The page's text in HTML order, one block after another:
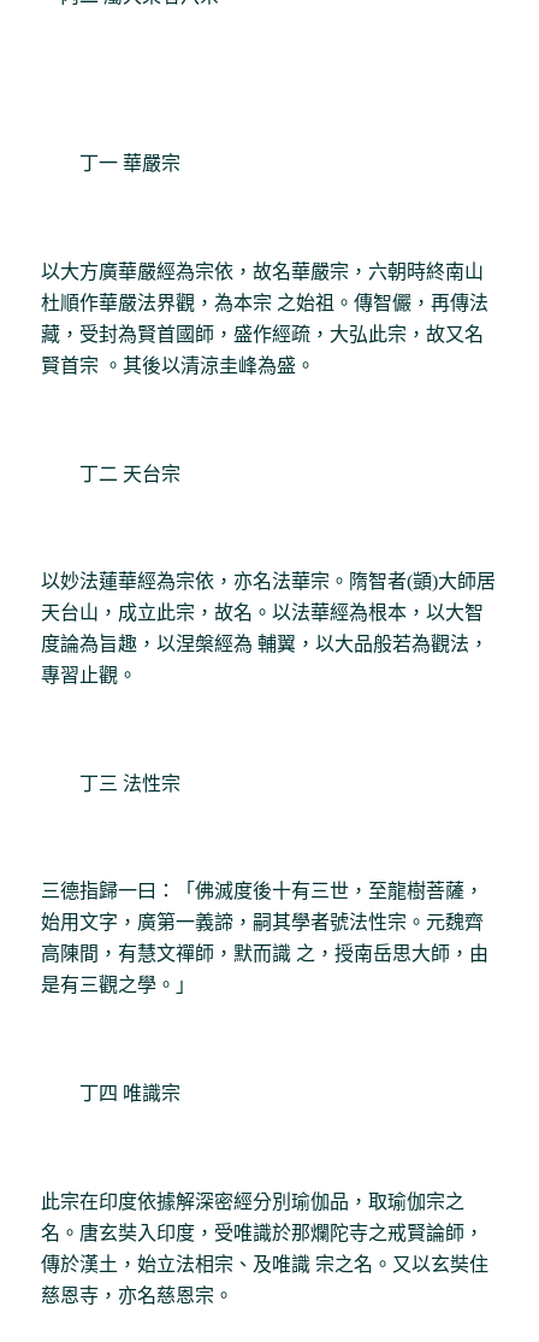
丁一 華嚴宗
以大方廣華嚴經為宗依，故名華嚴宗，六朝時終南山
杜順作華嚴法界觀，為本宗 之始祖。傳智儼，再傳法
藏，受封為賢首國師，盛作經疏，大弘此宗，故又名
賢首宗 。其後以清涼圭峰為盛。
丁二 天台宗
以妙法蓮華經為宗依，亦名法華宗。隋智者(顗)大師居
天台山，成立此宗，故名。以法華經為根本，以大智
度論為旨趣，以涅槃經為 輔翼，以大品般若為觀法，
專習止觀。
丁三 法性宗
三德指歸一曰：「佛滅度後十有三世，至龍樹菩薩，
始用文字，廣第一義諦，嗣其學者號法性宗。元魏齊
高陳間，有慧文禪師，默而識 之，授南岳思大師，由
是有三觀之學。」
丁四 唯識宗
此宗在印度依據解深密經分別瑜伽品，取瑜伽宗之
名。唐玄奘入印度，受唯識於那爛陀寺之戒賢論師，
傳於漢土，始立法相宗、及唯識 宗之名。又以玄奘住
慈恩寺，亦名慈恩宗。